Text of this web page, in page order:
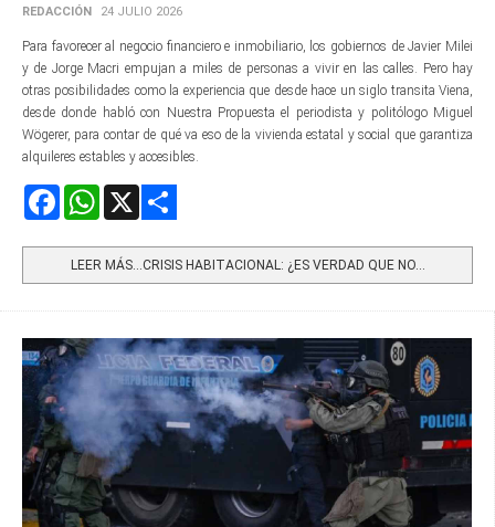
REDACCIÓN 24 JULIO 2026
Para favorecer al negocio financiero e inmobiliario, los gobiernos de Javier Milei
y de Jorge Macri empujan a miles de personas a vivir en las calles. Pero hay
otras posibilidades como la experiencia que desde hace un siglo transita Viena,
desde donde habló con Nuestra Propuesta el periodista y politólogo Miguel
Wögerer, para contar de qué va eso de la vivienda estatal y social que garantiza
alquileres estables y accesibles.
FacebookWhatsApp
LEER MÁS…CRISIS HABITACIONAL: ¿ES VERDAD QUE NO...